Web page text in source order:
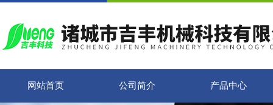
网站首页 公司简介 产品中心